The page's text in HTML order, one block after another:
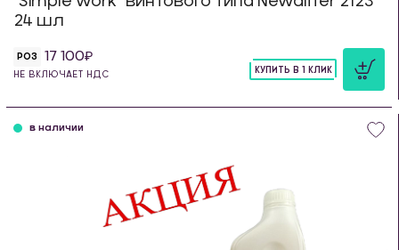
24 шл
РОЗ 17 100
НЕ ВКЛЮЧАЕТ НДС
КУПИТЬ В 1 КЛИК
в наличии